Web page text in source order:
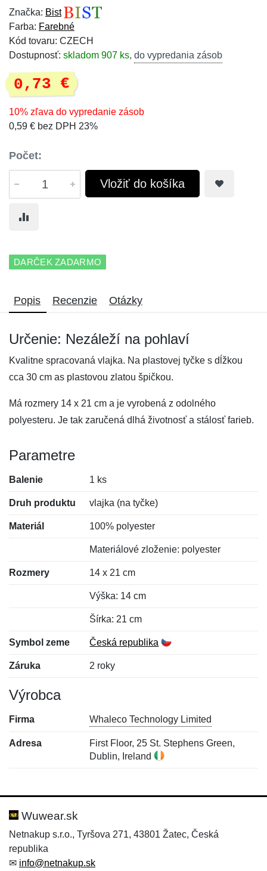
Značka: Bist
Farba: Farebné
Kód tovaru: CZECH
Dostupnosť: skladom 907 ks, do vypredania zásob
0,73 €
10% zľava do vypredanie zásob
0,59 € bez DPH 23%
Počet:
Vložiť do košíka
DARČEK ZADARMO
Popis Recenzie Otázky
Určenie: Nezáleží na pohlaví
Kvalitne spracovaná vlajka. Na plastovej tyčke s dĺžkou
cca 30 cm as plastovou zlatou špičkou.
Má rozmery 14 x 21 cm a je vyrobená z odolného
polyesteru. Je tak zaručená dlhá životnosť a stálosť farieb.
Parametre
Balenie 1 ks
Druh produktu vlajka (na tyčke)
Materiál 100% polyester
Materiálové zloženie: polyester
Rozmery 14 x 21 cm
Výška: 14 cm
Šírka: 21 cm
Symbol zeme Česká republika
Záruka 2 roky
Výrobca
Firma Whaleco Technology Limited
Adresa
First Floor, 25 St. Stephens Green,
Dublin, Ireland
Hodnotenie:
Meno:*
Meno:
E-mail:*
Wuwear.sk
Netnakup s.r.o., Tyršova 271, 43801 Žatec, Česká
republika
✉ info@netnakup.sk